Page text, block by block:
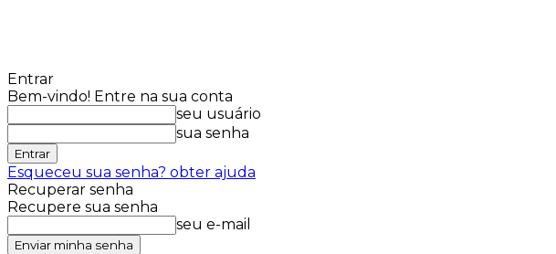
Entrar
Bem-vindo! Entre na sua conta
seu usuário
sua senha
Esqueceu sua senha? obter ajuda
Recuperar senha
Recupere sua senha
seu e-mail